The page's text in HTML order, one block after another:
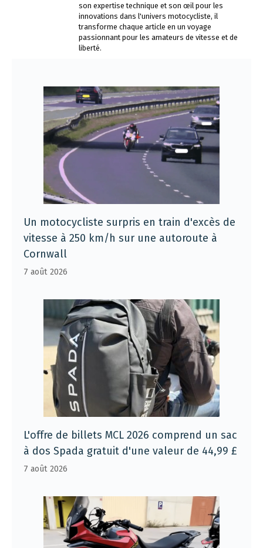
son expertise technique et son œil pour les
innovations dans l'univers motocycliste, il
transforme chaque article en un voyage
passionnant pour les amateurs de vitesse et de
liberté.
Un motocycliste surpris en train d'excès de
vitesse à 250 km/h sur une autoroute à
Cornwall
7 août 2026
L'offre de billets MCL 2026 comprend un sac
à dos Spada gratuit d'une valeur de 44,99 £
7 août 2026